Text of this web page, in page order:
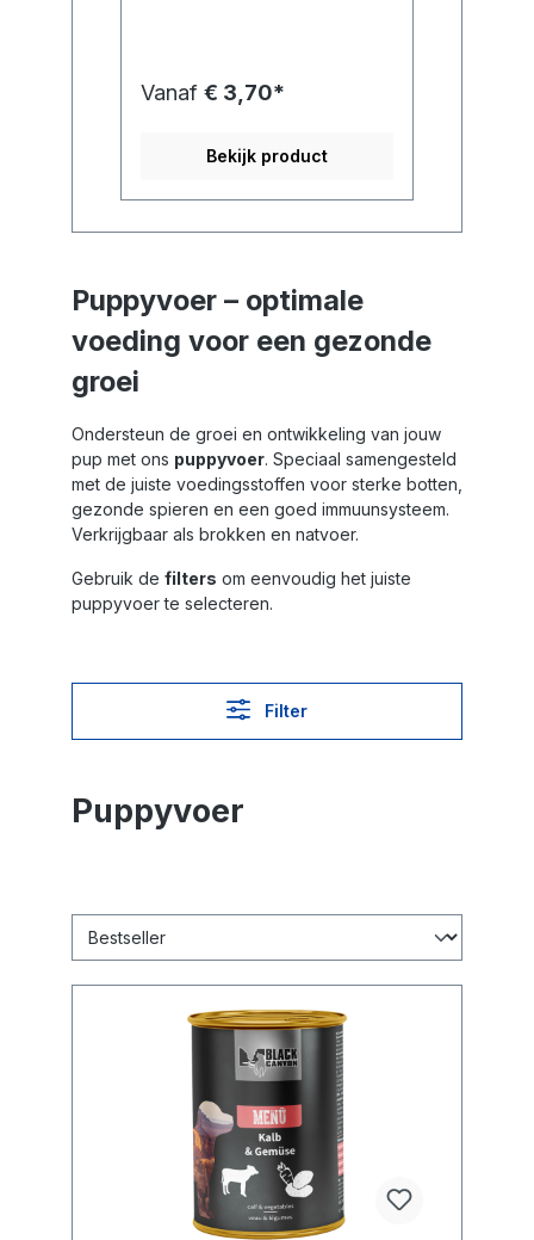
Vanaf € 3,70*
Bekijk product
Puppyvoer – optimale
voeding voor een gezonde
groei
Ondersteun de groei en ontwikkeling van jouw
pup met ons puppyvoer. Speciaal samengesteld
met de juiste voedingsstoffen voor sterke botten,
gezonde spieren en een goed immuunsysteem.
Verkrijgbaar als brokken en natvoer.
Gebruik de filters om eenvoudig het juiste
puppyvoer te selecteren.
Filter
Puppyvoer